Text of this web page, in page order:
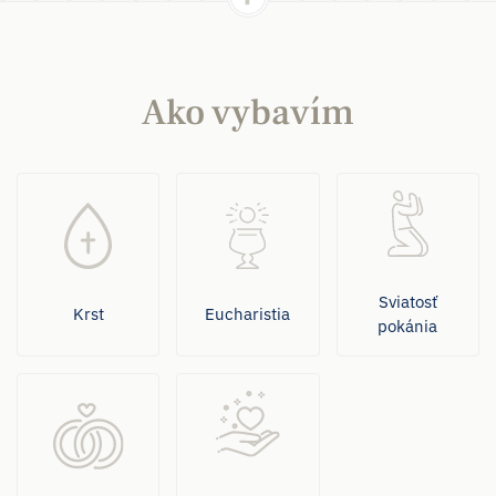
Ako vybavím
Krst Eucharistia
Sviatosť
pokánia